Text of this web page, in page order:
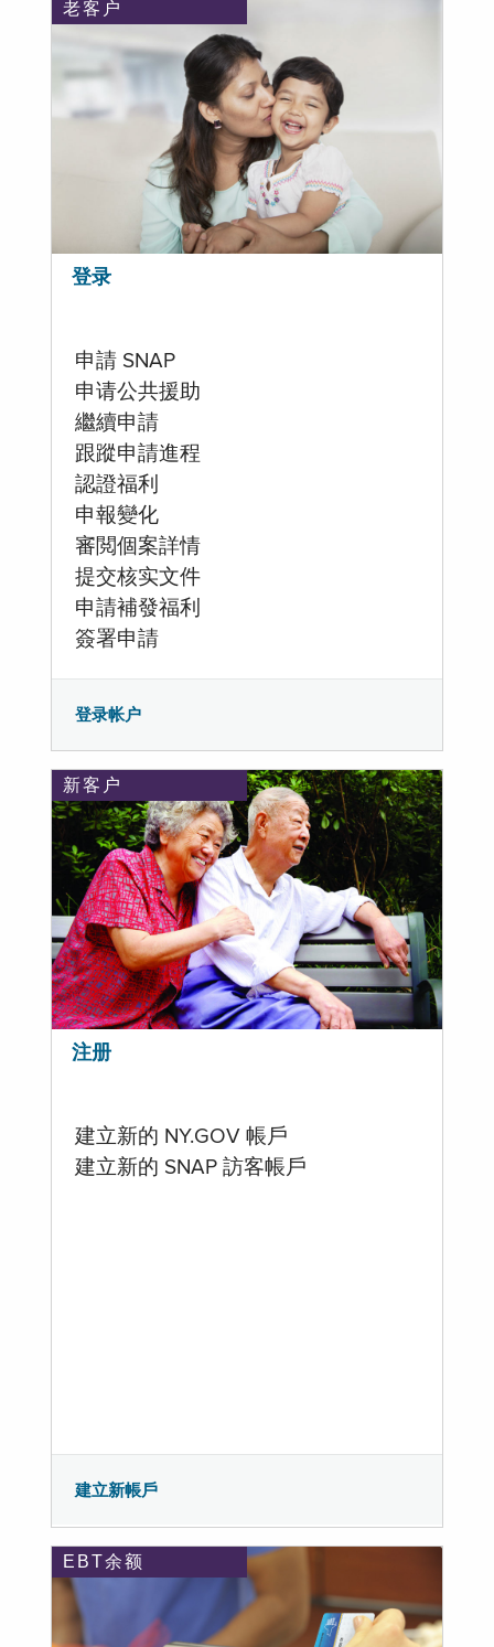
老客户
登录
申請 SNAP
申请公共援助
繼續申請
跟蹤申請進程
認證福利
申報變化
審閲個案詳情
提交核实文件
申請補發福利
簽署申請
登录帐户
新客户
注册
建立新的 NY.GOV 帳戶
建立新的 SNAP 訪客帳戶
建立新帳戶
EBT余额